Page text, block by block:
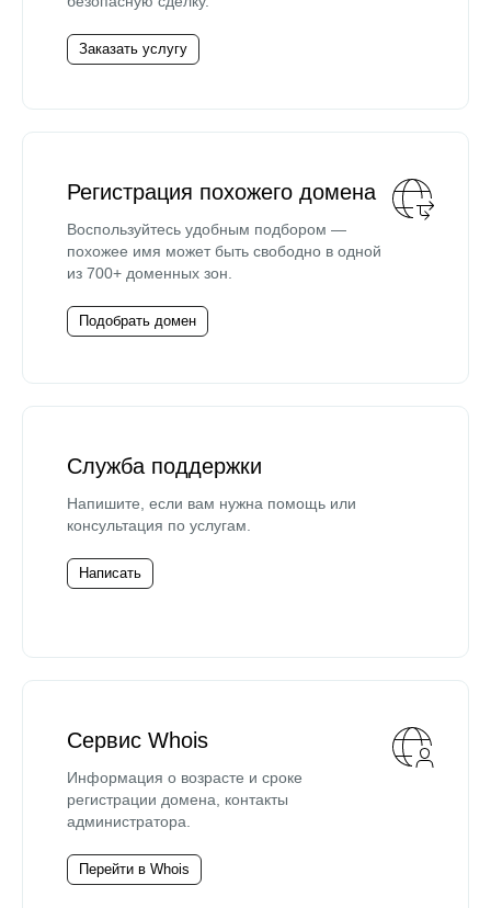
Заказать услугу
Регистрация похожего домена
Воспользуйтесь удобным подбором —
похожее имя может быть свободно в одной
из 700+ доменных зон.
Подобрать домен
Служба поддержки
Напишите, если вам нужна помощь или
консультация по услугам.
Написать
Сервис Whois
Информация о возрасте и сроке
регистрации домена, контакты
администратора.
Перейти в Whois